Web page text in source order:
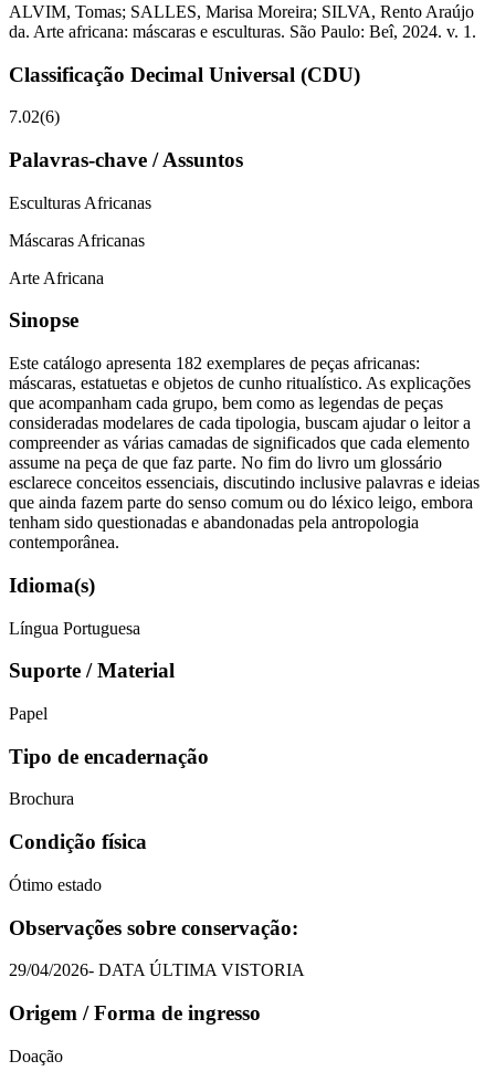
ALVIM, Tomas; SALLES, Marisa Moreira; SILVA, Rento Araújo
da. Arte africana: máscaras e esculturas. São Paulo: Beî, 2024. v. 1.
Classificação Decimal Universal (CDU)
7.02(6)
Palavras-chave / Assuntos
Esculturas Africanas
Máscaras Africanas
Arte Africana
Sinopse
Este catálogo apresenta 182 exemplares de peças africanas:
máscaras, estatuetas e objetos de cunho ritualístico. As explicações
que acompanham cada grupo, bem como as legendas de peças
consideradas modelares de cada tipologia, buscam ajudar o leitor a
compreender as várias camadas de significados que cada elemento
assume na peça de que faz parte. No fim do livro um glossário
esclarece conceitos essenciais, discutindo inclusive palavras e ideias
que ainda fazem parte do senso comum ou do léxico leigo, embora
tenham sido questionadas e abandonadas pela antropologia
contemporânea.
Idioma(s)
Língua Portuguesa
Suporte / Material
Papel
Tipo de encadernação
Brochura
Condição física
Ótimo estado
Observações sobre conservação:
29/04/2026- DATA ÚLTIMA VISTORIA
Origem / Forma de ingresso
Doação